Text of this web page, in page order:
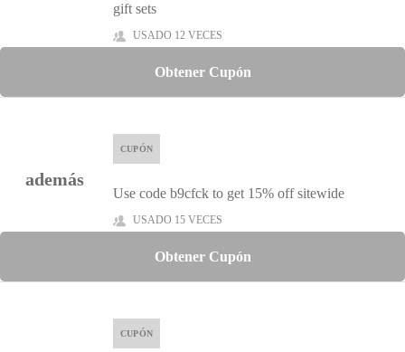
gift sets
USADO 12 VECES
Obtener Cupón
además
CUPÓN
Use code b9cfck to get 15% off sitewide
USADO 15 VECES
Obtener Cupón
CUPÓN